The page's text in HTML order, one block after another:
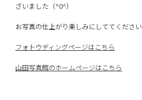
ざいました（^0^）
お写真の仕上がり楽しみにしててください
フォトウディングページはこちら
山田写真館のホームページはこちら